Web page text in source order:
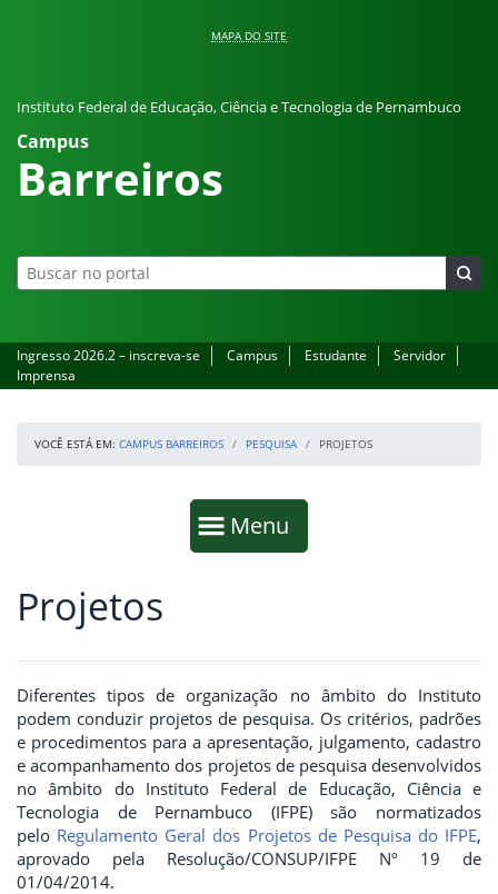
MAPA DO SITE
Instituto Federal de Educação, Ciência e Tecnologia de Pernambuco
Campus
Barreiros
Ingresso 2026.2 – inscreva-se Campus Estudante
Servidor
Imprensa
VOCÊ ESTÁ EM: CAMPUS BARREIROS PESQUISA PROJETOS
Mostrar
Menu
Fim da navegação
Início do conteúdo
Projetos
Diferentes tipos de organização no âmbito do Instituto
podem conduzir projetos de pesquisa. Os critérios, padrões
e procedimentos para a apresentação, julgamento, cadastro
e acompanhamento dos projetos de pesquisa desenvolvidos
no âmbito do Instituto Federal de Educação, Ciência e
Tecnologia de Pernambuco (IFPE) são normatizados
pelo Regulamento Geral dos Projetos de Pesquisa do IFPE,
aprovado pela Resolução/CONSUP/IFPE Nº 19 de
01/04/2014.